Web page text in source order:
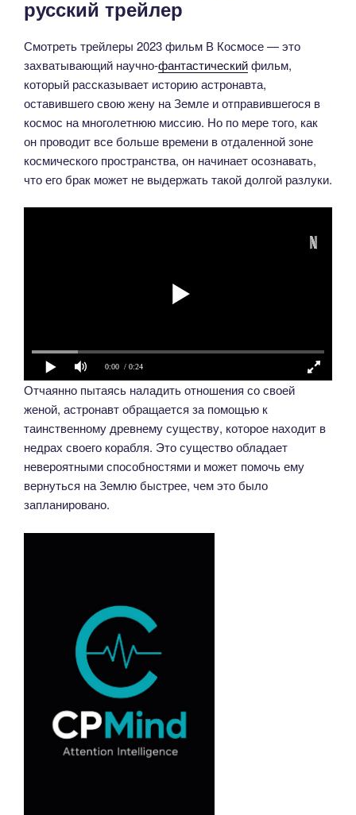
русский трейлер
Смотреть трейлеры 2023 фильм В Космосе — это
захватывающий научно-фантастическийфильм,
который рассказывает историю астронавта,
оставившего свою жену на Земле и отправившегося в
космос на многолетнюю миссию. Но по мере того, как
он проводит все больше времени в отдаленной зоне
космического пространства, он начинает осознавать,
что его брак может не выдержать такой долгой разлуки.
0:00 / 0:24
Отчаянно пытаясь наладить отношения со своей
женой, астронавт обращается за помощью к
таинственному древнему существу, которое находит в
недрах своего корабля. Это существо обладает
невероятными способностями и может помочь ему
вернуться на Землю быстрее, чем это было
запланировано.